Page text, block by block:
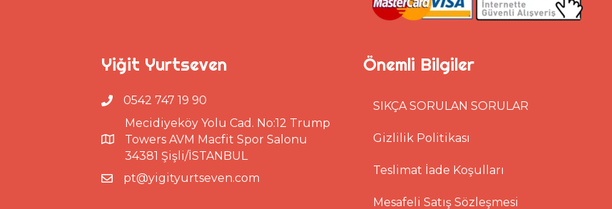
Yiğit Yurtseven
0542 747 19 90
Mecidiyeköy Yolu Cad. No:12 Trump
Towers AVM Macfit Spor Salonu
34381 Şişli/İSTANBUL
pt@yigityurtseven.com
Önemli Bilgiler
SIKÇA SORULAN SORULAR
Gizlilik Politikası
Teslimat İade Koşulları
Mesafeli Satış Sözleşmesi